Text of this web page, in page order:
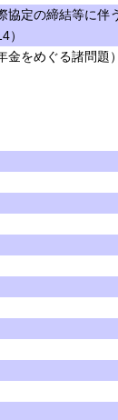
協定の締結等に伴
）
をめぐる諸問題）